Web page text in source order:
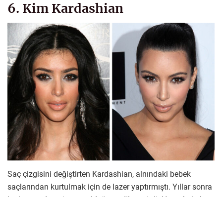
6. Kim Kardashian
Saç çizgisini değiştirten Kardashian, alnındaki bebek
saçlarından kurtulmak için de lazer yaptırmıştı. Yıllar sonra